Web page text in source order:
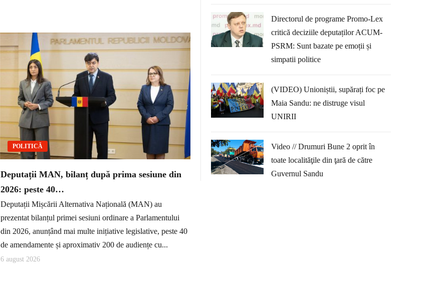
POLITICĂ
Deputații MAN, bilanț după prima sesiune din
2026: peste 40…
Deputații Mișcării Alternativa Națională (MAN) au
prezentat bilanțul primei sesiuni ordinare a Parlamentului
din 2026, anunțând mai multe inițiative legislative, peste 40
de amendamente și aproximativ 200 de audiențe cu...
6 august 2026
Directorul de programe Promo-Lex
critică deciziile deputaților ACUM-
PSRM: Sunt bazate pe emoții și
simpatii politice
(VIDEO) Unioniștii, supărați foc pe
Maia Sandu: ne distruge visul
UNIRII
Video // Drumuri Bune 2 oprit în
toate localităţile din ţară de către
Guvernul Sandu